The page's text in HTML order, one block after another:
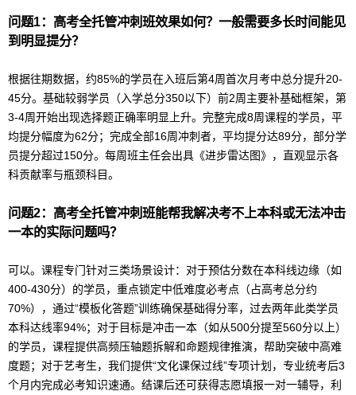
问题1： 高考全托管冲刺班效果如何？一般需要多长时间能见
到明显提分？
根据往期数据，约85%的学员在入班后第4周首次月考中总分提升20-
45分。基础较弱学员（入学总分350以下）前2周主要补基础框架，第
3-4周开始出现选择题正确率明显上升。完整完成8周课程的学员，平
均提分幅度为62分；完成全部16周冲刺者，平均提分达89分，部分学
员提分超过150分。每周班主任会出具《进步雷达图》，直观显示各
科贡献率与瓶颈科目。
问题2： 高考全托管冲刺班能帮我解决考不上本科或无法冲击
一本的实际问题吗？
可以。课程专门针对三类场景设计：对于预估分数在本科线边缘（如
400-430分）的学员，重点锁定中低难度必考点（占高考总分约
70%），通过“模板化答题”训练确保基础得分率，过去两年此类学员
本科达线率94%；对于目标是冲击一本（如从500分提至560分以上）
的学员，课程提供高频压轴题拆解和命题规律推演，帮助突破中高难
度题；对于艺考生，我们提供“文化课保过线”专项计划，专业统考后3
个月内完成必考知识速通。结课后还可获得志愿填报一对一辅导，利